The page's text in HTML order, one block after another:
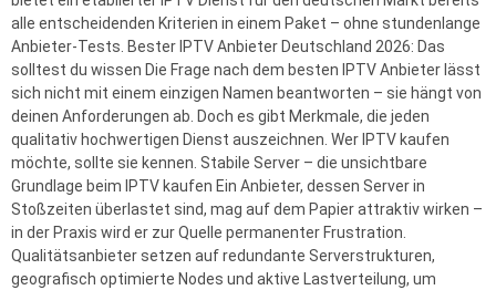
alle entscheidenden Kriterien in einem Paket – ohne stundenlange
Anbieter-Tests. Bester IPTV Anbieter Deutschland 2026: Das
solltest du wissen Die Frage nach dem besten IPTV Anbieter lässt
sich nicht mit einem einzigen Namen beantworten – sie hängt von
deinen Anforderungen ab. Doch es gibt Merkmale, die jeden
qualitativ hochwertigen Dienst auszeichnen. Wer IPTV kaufen
möchte, sollte sie kennen. Stabile Server – die unsichtbare
Grundlage beim IPTV kaufen Ein Anbieter, dessen Server in
Stoßzeiten überlastet sind, mag auf dem Papier attraktiv wirken –
in der Praxis wird er zur Quelle permanenter Frustration.
Qualitätsanbieter setzen auf redundante Serverstrukturen,
geografisch optimierte Nodes und aktive Lastverteilung, um